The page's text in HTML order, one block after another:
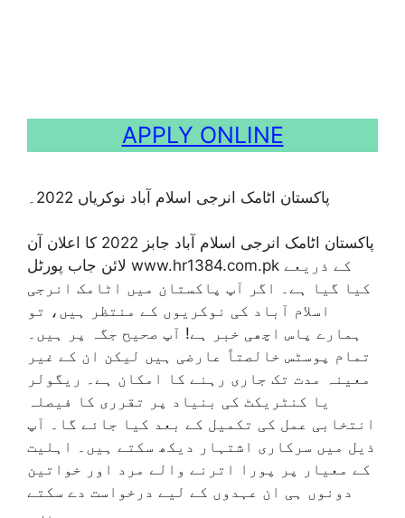
APPLY ONLINE
پاکستان اٹامک انرجی اسلام آباد نوکریاں 2022۔
پاکستان اٹامک انرجی اسلام آباد جابز 2022 کا اعلان آن
لائن جاب پورٹل www.hr1384.com.pk کے ذریعے
کیا گیا ہے۔ اگر آپ پاکستان میں اٹامک انرجی
اسلام آباد کی نوکریوں کے منتظر ہیں، تو
ہمارے پاس اچھی خبر ہے! آپ صحیح جگہ پر ہیں۔
تمام پوسٹس خالصتاً عارضی ہیں لیکن ان کے غیر
معینہ مدت تک جاری رہنے کا امکان ہے۔ ریگولر
یا کنٹریکٹ کی بنیاد پر تقرری کا فیصلہ
انتخابی عمل کی تکمیل کے بعد کیا جائے گا۔ آپ
ذیل میں سرکاری اشتہار دیکھ سکتے ہیں۔ اہلیت
کے معیار پر پورا اترنے والے مرد اور خواتین
دونوں ہی ان عہدوں کے لیے درخواست دے سکتے